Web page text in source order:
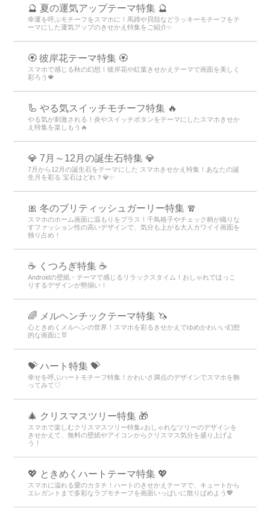
🔮 夏の運気アップテーマ特集 🔮
幸運を呼ぶモチーフをスマホに！馬蹄や貝殻などラッキーモチーフをテ
ーマにした運気アップのきせかえ特集をご紹介✨
🏵 彼岸花テーマ特集 🏵
スマホで感じる秋の幻想！彼岸花や紅葉きせかえテーマで画面を美しく
彩ろう🍁
🦾 やる気スイッチモチーフ特集 🔥
やる気が刺激される！炎やスイッチボタンをテーマにしたスマホきせか
え特集を楽しもう🔥
💎 7月～12月の誕生石特集 💎
7月から12月の誕生石をテーマにした スマホきせかえ特集！あなたの誕
生月を彩る 宝石はどれ？💎✨
🎀 冬のブリティッシュガーリー特集 🧣
スマホのホーム画面に温もりをプラス！千鳥格子やチェック柄が織りな
すファッション性の高いデザインで、気分も上がる大人カワイイ画面を
独り占め！
☕ くつろぎ特集 ☕
Androidの壁紙・テーマで感じるリラックスタイム！おしゃれでほっこ
りするデザインが勢揃い！
🌈 メルヘンチックテーマ特集 🦄
心ときめくメルヘンの世界！スマホを彩るきせかえでゆめかわいい幻想
的な画面に🐰
💝 ハート特集 💝
幸せを呼ぶハートモチーフ特集！かわいさ満点のデザインでスマホを飾
ってみて♡
🎄 クリスマスツリー特集 🎁
スマホで楽しむクリスマスツリー特集♪おしゃれなツリーのデザインを
きせかえて、無料の壁紙やアイコンからクリスマス気分を盛り上げよ
う！
💖 ときめくハートテーマ特集 💖
スマホに溢れる愛のカタチ！ハートのきせかえテーマで、キュートから
エレガントまで多彩なラブモチーフを画面いっぱいに散りばめよう💖